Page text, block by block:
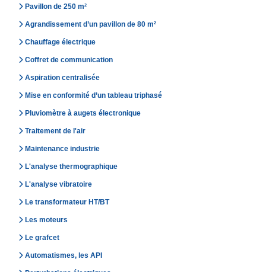
Pavillon de 250 m²
Agrandissement d’un pavillon de 80 m²
Chauffage électrique
Coffret de communication
Aspiration centralisée
Mise en conformité d’un tableau triphasé
Pluviomètre à augets électronique
Traitement de l'air
Maintenance industrie
L'analyse thermographique
L'analyse vibratoire
Le transformateur HT/BT
Les moteurs
Le grafcet
Automatismes, les API